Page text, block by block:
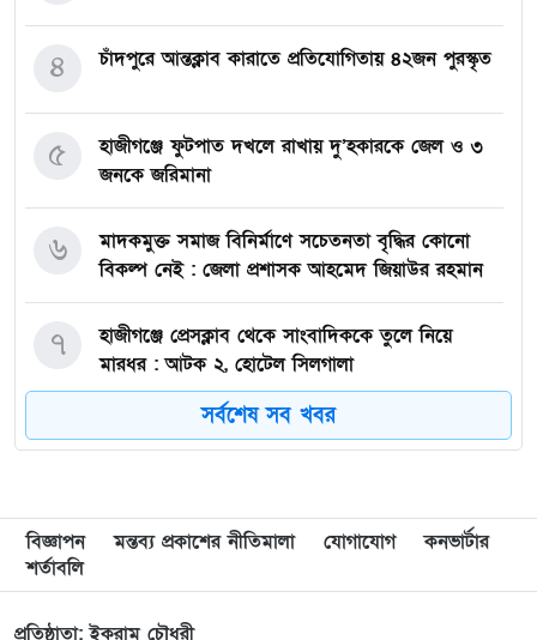
চাঁদপুরে আন্তক্লাব কারাতে প্রতিযোগিতায় ৪২জন পুরস্কৃত
৪
হাজীগঞ্জে ফুটপাত দখলে রাখায় দু’হকারকে জেল ও ৩
জনকে জরিমানা
৫
মাদকমুক্ত সমাজ বিনির্মাণে সচেতনতা বৃদ্ধির কোনো
বিকল্প নেই : জেলা প্রশাসক আহমেদ জিয়াউর রহমান
৬
হাজীগঞ্জে প্রেসক্লাব থেকে সাংবাদিককে তুলে নিয়ে
মারধর : আটক ২, হোটেল সিলগালা
৭
মতলব উত্তরে কালাম এন্টারপ্রাইজের মালিককে ২৫
হাজার টাকা জরিমানা
৮
মেরিল প্রথম আলো সমালোচক পুরস্কার ২০২৫ : সেরা
অভিনেতার চূড়ান্ত মনোনয়নে জায়গা করে নিলেন
৯
সর্বশেষ সব খবর
বিজ্ঞাপন মন্তব্য প্রকাশের নীতিমালা যোগাযোগ
কনভার্টার
শর্তাবলি
প্রতিষ্ঠাতা: ইকরাম চৌধুরী